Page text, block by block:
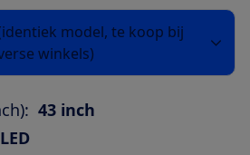
model, te koop bij
winkels)
43 inch